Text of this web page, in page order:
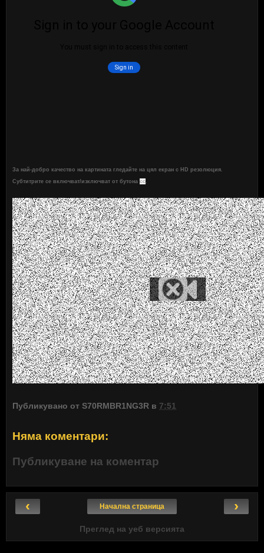
За най-добро качество на картината гледайте на цял екран с HD резолюция.
Субтитрите се включват/изключват от бутона cc.
Публикувано от S70RMBR1NG3R в 7:51
Няма коментари:
Публикуване на коментар
‹ ›
Начална страница
Преглед на уеб версията